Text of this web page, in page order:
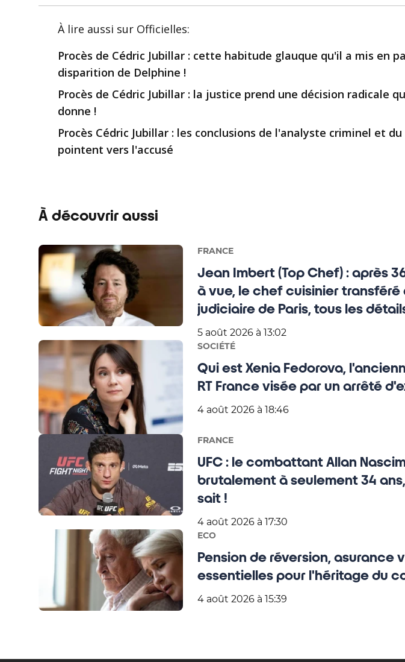
À lire aussi sur Officielles:
Procès de Cédric Jubillar : cette habitude glauque qu'il a mis en
disparition de Delphine !
Procès de Cédric Jubillar : la justice prend une décision radicale
donne !
Procès Cédric Jubillar : les conclusions de l'analyste criminel et
pointent vers l'accusé
À découvrir aussi
FRANCE
Jean Imbert (Top Chef) : après
à vue, le chef cuisinier transféré
judiciaire de Paris, tous les
5 août 2026 à 13:02
SOCIÉTÉ
Qui est Xenia Fedorova,
RT France visée par un arrêté
4 août 2026 à 18:46
FRANCE
UFC : le combattant Allan
brutalement à seulement 34
sait !
4 août 2026 à 17:30
ECO
Pension de réversion, asurance
essentielles pour l'héritage du
4 août 2026 à 15:39